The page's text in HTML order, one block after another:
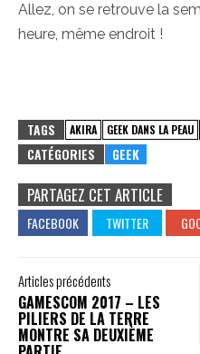
Allez, on se retrouve la
heure, même endroit !
TAGS AKIRA GEEK DANS LA PEAU
CATÉGORIES GEEK
PARTAGEZ CET ARTICLE
Articles précédents
GAMESCOM 2017 – LES
PILIERS DE LA TERRE
MONTRE SA DEUXIÈME